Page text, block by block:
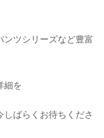
ツシリーズなど豊富
細を
ばらくお待ちくださ